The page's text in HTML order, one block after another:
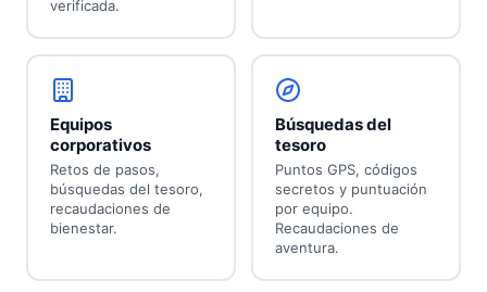
verificada.
Equipos
corporativos
Retos de pasos,
búsquedas del tesoro,
recaudaciones de
bienestar.
Búsquedas del
tesoro
Puntos GPS, códigos
secretos y puntuación
por equipo.
Recaudaciones de
aventura.